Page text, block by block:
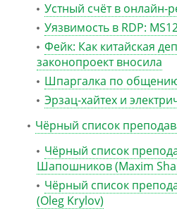
Устный счёт в онлайн-
Уязвимость в RDP:
Фейк: Как китайская
законопроект вносила
Шпаргалка по
Эрзац-хайтех и
Чёрный список
Чёрный список
Шапошников (Maxim
Чёрный список
(Oleg Krylov)